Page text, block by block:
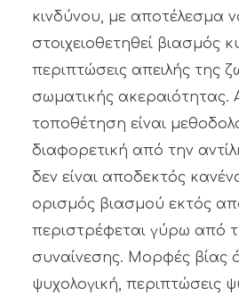
κινδύνου, με αποτέλεσμα
στοιχειοθετηθεί βιασμός
περιπτώσεις απειλής της
σωματικής ακεραιότητας.
τοποθέτηση είναι
διαφορετική από την
δεν είναι αποδεκτός
ορισμός βιασμού εκτός
περιστρέφεται γύρω από
συναίνεσης. Μορφές βίας
ψυχολογική, περιπτώσεις